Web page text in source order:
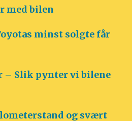
med bilen
minst solgte får
– Slik pynter vi bilene
og svært